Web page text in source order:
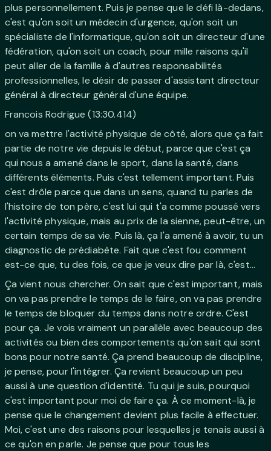
plus personnellement. Puis je pense que le défi là-dedans,
c'est qu'on soit un médecin d'urgence, qu'on soit un
spécialiste de l'informatique, qu'on soit un directeur d'une
fédération, qu'on soit un coach, pour mille raisons qu'il
peut aller de la famille à d'autres responsabilités
professionnelles, le désir de passer d'assistant directeur
général à directeur général d'une équipe.
Francois Rodrigue (13:30.414)
on va mettre l'activité physique de côté, alors que ça fait
partie de notre vie depuis le début, parce que c'est ça
qui nous a amené dans le sport, dans la santé, dans
différents éléments. Puis c'est tellement important. Puis
c'est drôle parce que dans un sens, quand tu parles de
l'histoire de ton père, c'est lui qui t'a comme poussé vers
l'activité physique, mais au prix de la sienne, peut-être, un
certain temps de sa vie. Puis là, ça l'a amené à avoir, tu un
diagnostic de prédiabète. Fait que c'est fou comment
est-ce que, tu des fois, ce que je veux dire par là, c'est...
Ça vient nous chercher. On sait que c'est important, mais
on va pas prendre le temps de le faire, on va pas prendre
le temps de bloquer du temps dans notre ordre. C'est
pour ça. Je vois vraiment un parallèle avec beaucoup des
activités ou bien des comportements qu'on sait qui sont
bons pour notre santé. Ça prend beaucoup de discipline,
je pense, pour l'intégrer. Ça revient beaucoup un peu
aussi à une question d'identité. Tu qui je suis, pourquoi
c'est important pour moi de faire ça. À ce moment-là, je
pense que le changement devient plus facile à effectuer.
Moi, c'est une des raisons pour lesquelles je tenais aussi à
ce qu'on en parle. Je pense que pour tous les